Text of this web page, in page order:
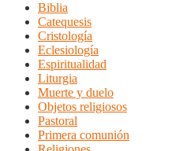
Biblia
Catequesis
Cristología
Eclesiología
Espiritualidad
Liturgia
Muerte y duelo
Objetos religiosos
Pastoral
Primera comunión